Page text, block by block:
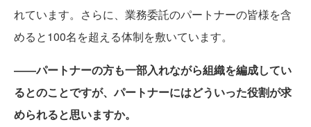
れています。さらに、業務委託のパートナーの皆様を含
めると100名を超える体制を敷いています。
――パートナーの方も一部入れながら組織を編成してい
るとのことですが、パートナーにはどういった役割が求
められると思いますか。